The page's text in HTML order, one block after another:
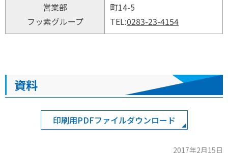
営業部
フッ素グループ
町14-5
TEL:0283-23-4154
資料
印刷用PDFファイルダウンロード
2017年2月15日